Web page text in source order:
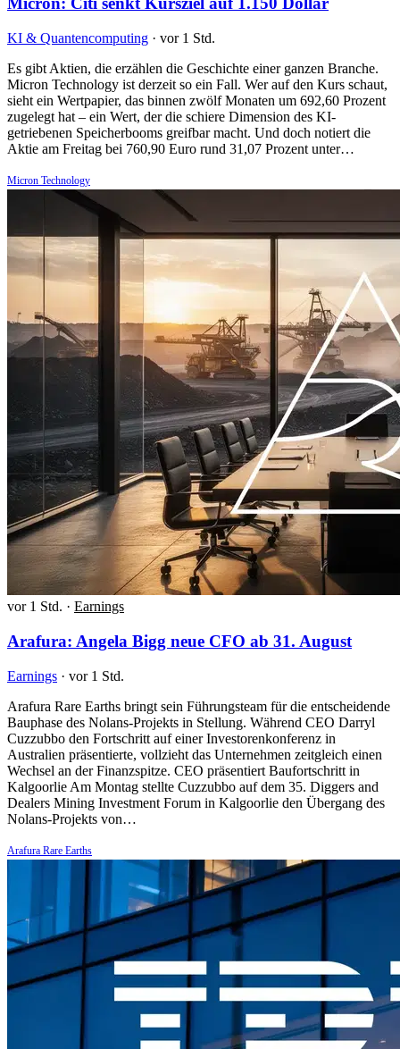
KI & Quantencomputing · vor 1 Std.
Es gibt Aktien, die erzählen die Geschichte einer ganzen Branche.
Micron Technology ist derzeit so ein Fall. Wer auf den Kurs schaut,
sieht ein Wertpapier, das binnen zwölf Monaten um 692,60 Prozent
zugelegt hat – ein Wert, der die schiere Dimension des KI-
getriebenen Speicherbooms greifbar macht. Und doch notiert die
Aktie am Freitag bei 760,90 Euro rund 31,07 Prozent unter…
Micron Technology
vor 1 Std. · Earnings
Arafura: Angela Bigg neue CFO ab 31. August
Earnings · vor 1 Std.
Arafura Rare Earths bringt sein Führungsteam für die entscheidende
Bauphase des Nolans-Projekts in Stellung. Während CEO Darryl
Cuzzubbo den Fortschritt auf einer Investorenkonferenz in
Australien präsentierte, vollzieht das Unternehmen zeitgleich einen
Wechsel an der Finanzspitze. CEO präsentiert Baufortschritt in
Kalgoorlie Am Montag stellte Cuzzubbo auf dem 35. Diggers and
Dealers Mining Investment Forum in Kalgoorlie den Übergang des
Nolans-Projekts von…
Arafura Rare Earths